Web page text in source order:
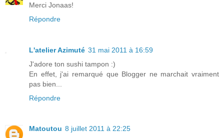
Merci Jonaas!
Répondre
L'atelier Azimuté 31 mai 2011 à 16:59
J'adore ton sushi tampon :)
En effet, j'ai remarqué que Blogger ne marchait vraiment
pas bien...
Répondre
Matoutou 8 juillet 2011 à 22:25